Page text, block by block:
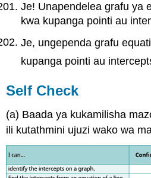
Je! Unapendelea grafu ya
kwa kupanga pointi au
Je, ungependa grafu
kupanga pointi au
Self Check
(a) Baada ya kukamilisha
ili kutathmini ujuzi wako wa